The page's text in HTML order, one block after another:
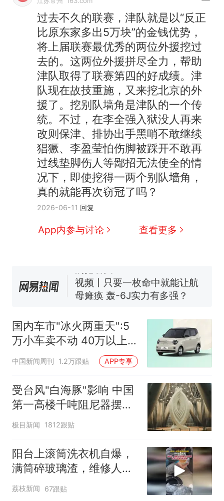
过去不久的联赛，津队就是以“反正
比原东家多出5万块”的金钱优势，
将上届联赛最优秀的两位外援挖过
去的。这两位外援拼尽全力，帮助
津队取得了联赛第四的好成绩。津
队现在故技重施，又来挖北京的外
援了。挖别队墙角是津队的一个传
统。不过，在李全强入狱没人再来
改则保津、排协出手黑哨不敢继续
猖獗、李盈莹怕伤脚被踩开不敢再
过线垫脚伤人等鄙招无法使全的情
况下，即使挖得一两个别队墙角，
真的就能再次窃冠了吗？
2026-06-11 回复
App内参与讨论 查看更多
热 十多万人报名的考试，成绩
全部作废，公平么？
新 全球唯一没有法定首都的国
视频丨只要一枚命中就能让航
母瘫痪 轰-6J实力有多强？
电力部门回应
大雨将至一家老小6分钟抢收完
1千斤稻谷
热 十多万人报名的考试，成绩
国内车市"冰火两重天":5
万小车卖不动 40万以上
的抢购
中国新闻周刊 1.2万跟贴 APP专享
受台风"白海豚"影响 中国
第一高楼千吨阻尼器摆动
明显
极目新闻 1812跟贴
阳台上滚筒洗衣机自爆，
满筒碎玻璃渣，维修人员
称是人为原因，从未见过
洗衣机自爆
荔枝新闻 67跟贴